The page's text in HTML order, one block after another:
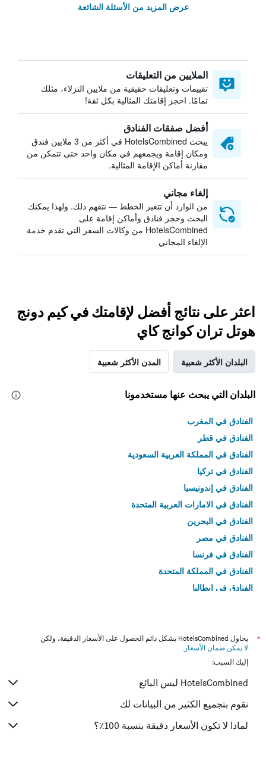
عرض المزيد من الأسئلة الشائعة
الملايين من التعليقات
تقييمات وتعليقات حقيقية من ملايين النزلاء، مثلك
تمامًا. احجز إقامتك المثالية بكل ثقة!
أفضل صفقات الفنادق
يبحث HotelsCombined في أكثر من 3 ملايين فندق
ومكان إقامة ويجمعهم في مكان واحد حتى تتمكن من
مقارنة أماكن الإقامة المثالية.
إلغاء مجاني
من الوارد أن تتغير الخطط — نتفهم ذلك. ولهذا يمكنك
البحث وحجز فنادق وأماكن إقامة على
HotelsCombined من وكالات السفر التي تقدم خدمة
الإلغاء المجاني
اعثر على نتائج أفضل لإقامتك في كيم دونج
هوتل تران كوانج كاي
البلدان الأكثر شعبية المدن الأكثر شعبية
البلدان التي يبحث عنها مستخدمونا
الفنادق في المغرب
الفنادق في قطر
الفنادق في المملكة العربية السعودية
الفنادق في تركيا
الفنادق في إندونيسيا
الفنادق في الامارات العربية المتحدة
الفنادق في البحرين
الفنادق في مصر
الفنادق في فرنسا
الفنادق في المملكة المتحدة
الفنادق في إيطاليا
*
يحاول HotelsCombined بشكل دائم الحصول على الأسعار الدقيقة، ولكن
لا يمكن ضمان الأسعار .
إليك السبب:
HotelsCombined ليس البائع
نقوم بتجميع الكثير من البيانات لك
لماذا لا تكون الأسعار دقيقة بنسبة 100٪؟